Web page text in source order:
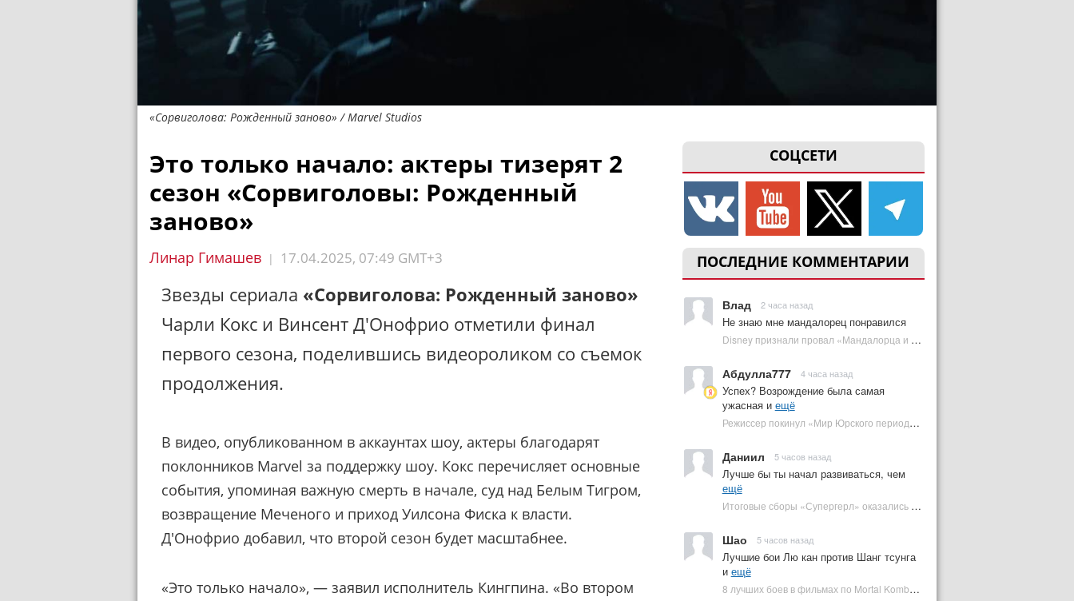
«Сорвиголова: Рожденный заново» / Marvel Studios
СОЦСЕТИ
ПОСЛЕДНИЕ КОММЕНТАРИИ
Влад 2 часа назад
Не знаю мне мандалорец понравился
Disney признали провал «Мандалорца и Грогу» и еще одной новинки | Plugged In Ru
Абдулла777 4 часа назад
Успех? Возрождение была самая
ужасная и ещё
Режиссер покинул «Мир Юрского периода 5» | Plugged In Ru
Даниил 5 часов назад
Лучше бы ты начал развиваться, чем
ещё
Итоговые сборы «Супергерл» оказались худшими для DC за два десятилетия | Plugged In Ru
Шао 5 часов назад
Лучшие бои Лю кан против Шанг тсунга
и ещё
8 лучших боев в фильмах по Mortal Kombat: от «Смертельной битвы» до «Мортал Комбат 2» | Plugged In Ru
Это только начало: актеры тизерят 2
сезон «Сорвиголовы: Рожденный
заново»
Линар Гимашев | 17.04.2025, 07:49 GMT+3
Звезды сериала «Сорвиголова: Рожденный заново»
Чарли Кокс и Винсент Д'Онофрио отметили финал
первого сезона, поделившись видеороликом со съемок
продолжения.
В видео, опубликованном в аккаунтах шоу, актеры благодарят
поклонников Marvel за поддержку шоу. Кокс перечисляет основные
события, упоминая важную смерть в начале, суд над Белым Тигром,
возвращение Меченого и приход Уилсона Фиска к власти.
Д'Онофрио добавил, что второй сезон будет масштабнее.
«Это только начало», — заявил исполнитель Кингпина. «Во втором